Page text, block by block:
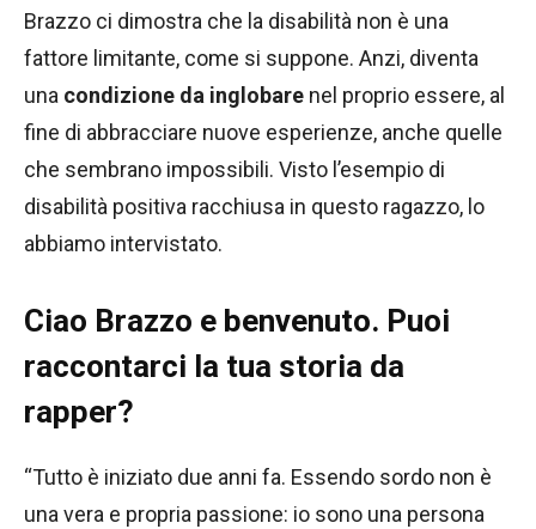
Brazzo ci dimostra che la disabilità non è una
fattore limitante, come si suppone. Anzi, diventa
una condizione da inglobare nel proprio essere, al
fine di abbracciare nuove esperienze, anche quelle
che sembrano impossibili. Visto l’esempio di
disabilità positiva racchiusa in questo ragazzo, lo
abbiamo intervistato.
Ciao Brazzo e benvenuto. Puoi
raccontarci la tua storia da
rapper?
“Tutto è iniziato due anni fa. Essendo sordo non è
una vera e propria passione: io sono una persona